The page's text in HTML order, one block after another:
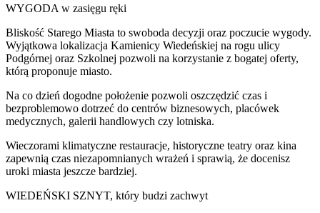
WYGODA w zasięgu ręki
Bliskość Starego Miasta to swoboda decyzji oraz poczucie wygody.
Wyjątkowa lokalizacja Kamienicy Wiedeńskiej na rogu ulicy
Podgórnej oraz Szkolnej pozwoli na korzystanie z bogatej oferty,
którą proponuje miasto.
Na co dzień dogodne położenie pozwoli oszczędzić czas i
bezproblemowo dotrzeć do centrów biznesowych, placówek
medycznych, galerii handlowych czy lotniska.
Wieczorami klimatyczne restauracje, historyczne teatry oraz kina
zapewnią czas niezapomnianych wrażeń i sprawią, że docenisz
uroki miasta jeszcze bardziej.
WIEDEŃSKI SZNYT, który budzi zachwyt